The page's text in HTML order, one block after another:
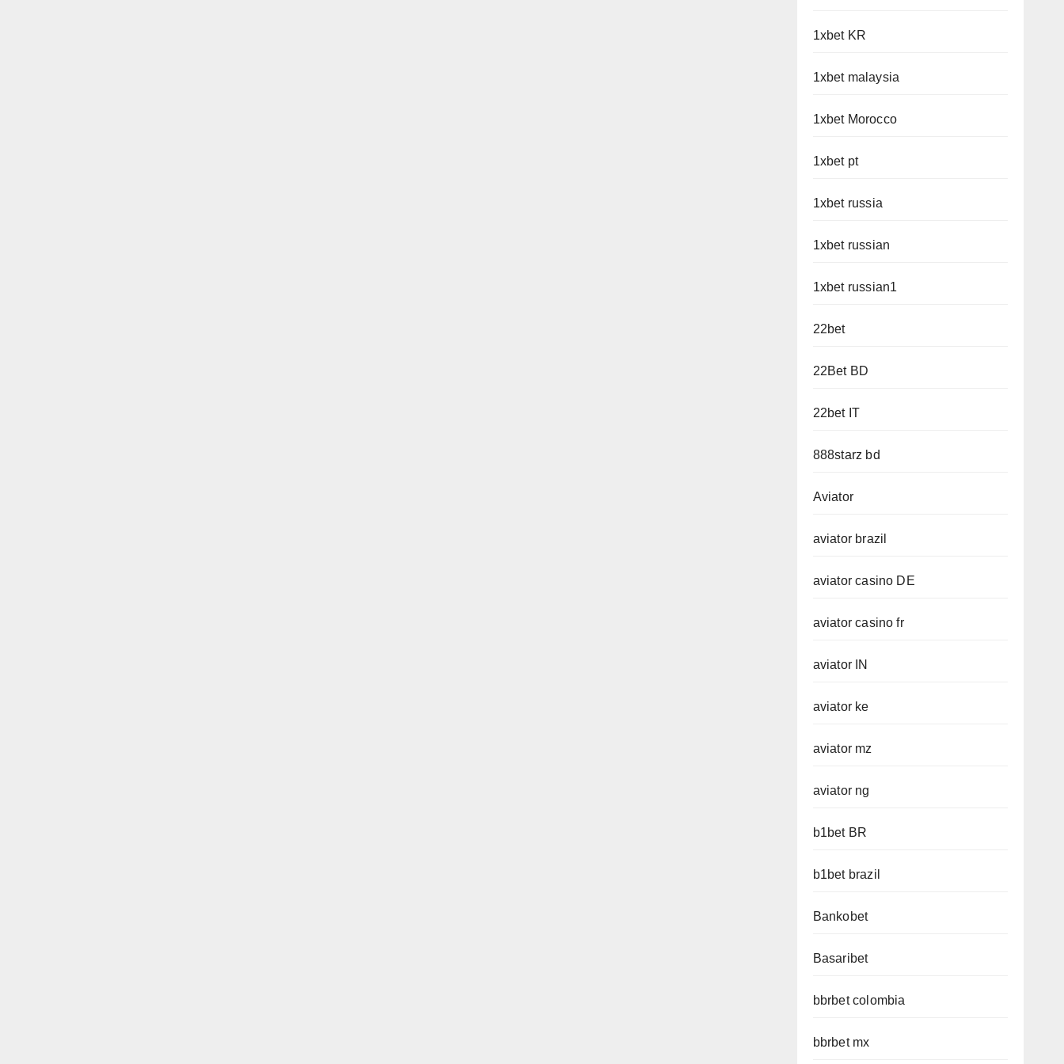
1xbet KR
1xbet malaysia
1xbet Morocco
1xbet pt
1xbet russia
1xbet russian
1xbet russian1
22bet
22Bet BD
22bet IT
888starz bd
Aviator
aviator brazil
aviator casino DE
aviator casino fr
aviator IN
aviator ke
aviator mz
aviator ng
b1bet BR
b1bet brazil
Bankobet
Basaribet
bbrbet colombia
bbrbet mx